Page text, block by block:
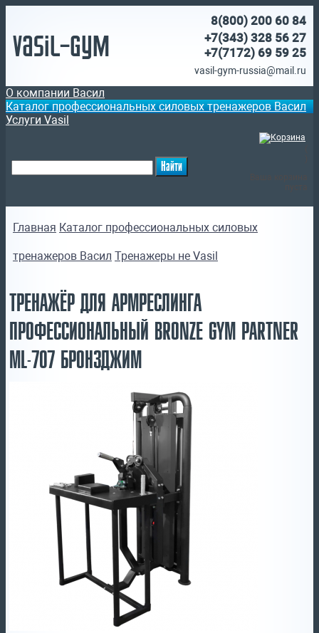
Vasil-Gym
8(800) 200 60 84
+7(343) 328 56 27
+7(7172) 69 59 25
vasil-gym-russia@mail.ru
О компании Васил
Каталог профессиональных силовых тренажеров Васил
Услуги Vasil
Главная Каталог профессиональных силовых
тренажеров Васил Тренажеры не Vasil
ТРЕНАЖЁР ДЛЯ АРМРЕСЛИНГА
ПРОФЕССИОНАЛЬНЫЙ BRONZE GYM PARTNER
ML-707 БРОНЗДЖИМ